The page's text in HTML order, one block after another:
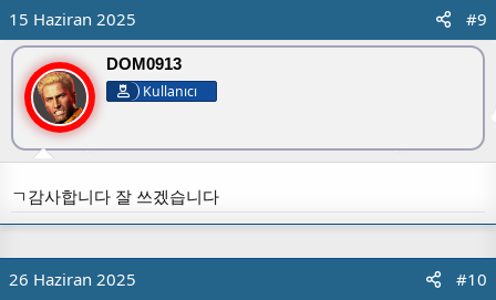
15 Haziran 2025 #9
DOM0913
Kullanıcı
ㄱ감사합니다 잘 쓰겠습니다
26 Haziran 2025 #10